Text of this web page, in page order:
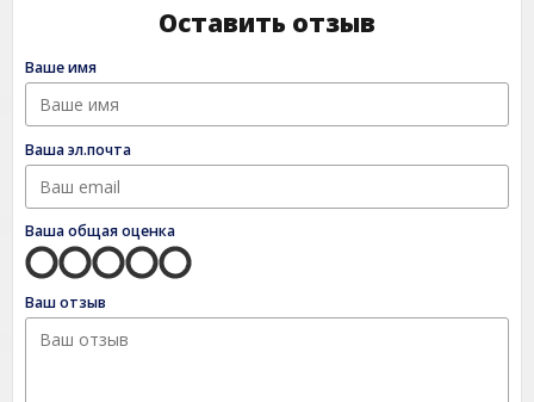
Оставить отзыв
Ваше имя
Ваша эл.почта
Ваша общая оценка
Ваш отзыв